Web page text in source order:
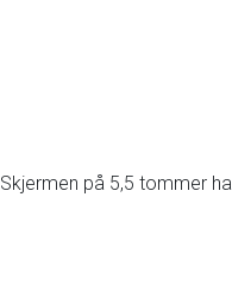
Skjermen på 5,5 tommer